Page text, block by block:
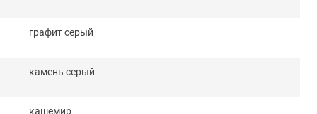
графит серый
камень серый
кашемир